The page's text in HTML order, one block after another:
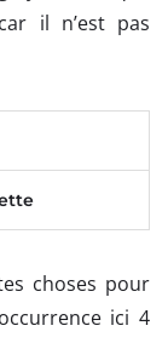
il n’est pas
choses pour
ici 4